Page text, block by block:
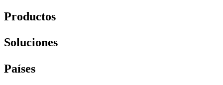
Productos​​
Soluciones​​
Países​​